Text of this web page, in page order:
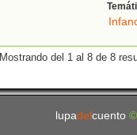
Mostrando del 1 al 8 de 8
lupadel cuento ©